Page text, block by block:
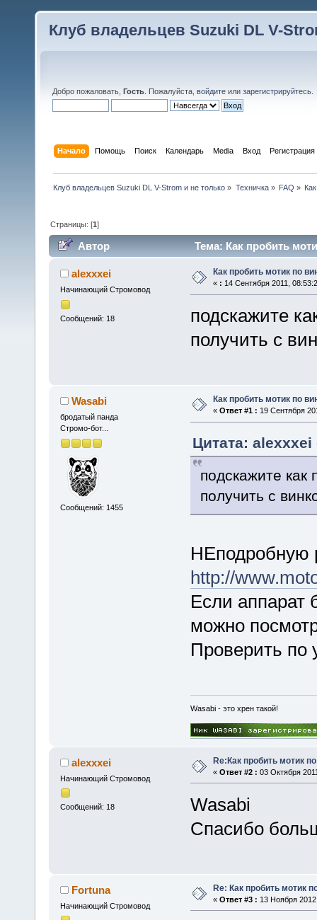
Клуб владельцев Suzuki DL V-
Добро пожаловать, Гость . Пожалуйста, войдите или зарегистрируйтесь
Начало Помощь Поиск Календарь Media Вход Регистрация
Клуб владельцев Suzuki DL V-Strom и не только » Техничка» FAQ »
Страницы: [1]
Автор Тема: Как пробить
alexxxei
Начинающий Стромовод
Сообщений: 18
Как пробить мотик по
« : 14 Сентября 2011,
подскажите
получить с
Wasabi
бродатый панда
Стромо-бот...
Сообщений: 1455
Как пробить мотик по
« Ответ #1 : 19 Сентября
Цитата: alexxxei
подскажите как
получить с
НЕподробную
http://
Если аппарат
можно
Проверить по
Wasabi - это хрен такой!
alexxxei
Начинающий Стромовод
Сообщений: 18
Re:Как пробить мотик
« Ответ #2 : 03 Октября
Wasabi
Спасибо
Fоrtuna
Начинающий Стромовод
Re: Как пробить мотик
« Ответ #3 : 13 Ноября